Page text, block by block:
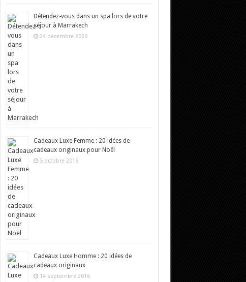
Détendez-vous dans un spa lors de votre
séjour à Marrakech
24 décembre 2020
Cadeaux Luxe Femme : 20 idées de
cadeaux originaux pour Noël
5 octobre 2016
Cadeaux Luxe Homme : 20 idées de
cadeaux originaux
14 septembre 2016